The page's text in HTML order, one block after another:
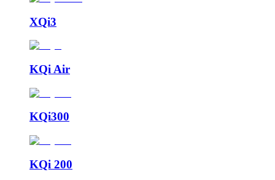
XQi3
KQi Air
KQi300
KQi 200